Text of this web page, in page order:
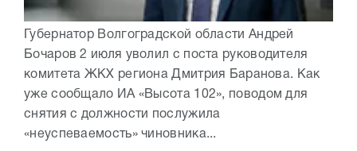
Губернатор Волгоградской области Андрей
Бочаров 2 июля уволил с поста руководителя
комитета ЖКХ региона Дмитрия Баранова. Как
уже сообщало ИА «Высота 102», поводом для
снятия с должности послужила
«неуспеваемость» чиновника...